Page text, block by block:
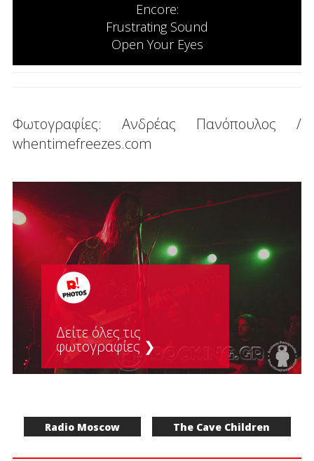
Encore:
Frustrating Sound
Open Your Eyes
Φωτογραφίες: Ανδρέας Πανόπουλος /
whentimefreezes.com
Δείτε όλες τις
φωτογραφίες ❯
Radio Moscow The Cave Children